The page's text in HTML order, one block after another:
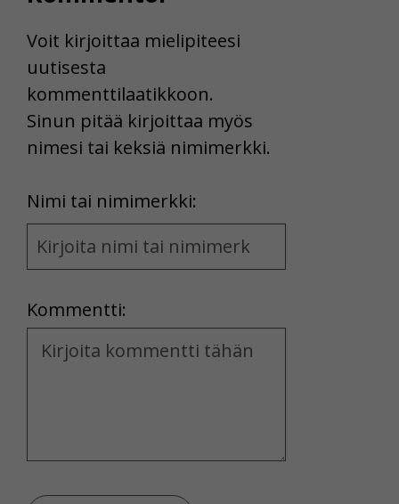
Voit kirjoittaa mielipiteesi
uutisesta
kommenttilaatikkoon.
Sinun pitää kirjoittaa myös
nimesi tai keksiä nimimerkki.
Nimi tai nimimerkki:
Name
and
Kommentti:
Kommentti